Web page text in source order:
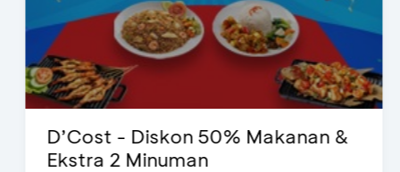
D’Cost - Diskon 50% Makanan &
Ekstra 2 Minuman